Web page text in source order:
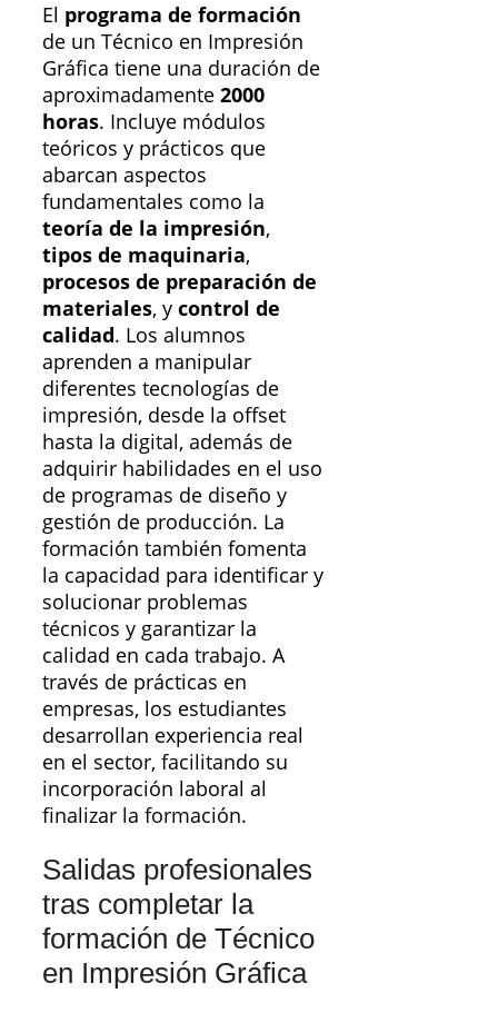
El programa de formación
de un Técnico en Impresión
Gráfica tiene una duración de
aproximadamente 2000
horas. Incluye módulos
teóricos y prácticos que
abarcan aspectos
fundamentales como la
teoría de la impresión,
tipos de maquinaria,
procesos de preparación de
materiales, y control de
calidad. Los alumnos
aprenden a manipular
diferentes tecnologías de
impresión, desde la offset
hasta la digital, además de
adquirir habilidades en el uso
de programas de diseño y
gestión de producción. La
formación también fomenta
la capacidad para identificar y
solucionar problemas
técnicos y garantizar la
calidad en cada trabajo. A
través de prácticas en
empresas, los estudiantes
desarrollan experiencia real
en el sector, facilitando su
incorporación laboral al
finalizar la formación.
Salidas profesionales
tras completar la
formación de Técnico
en Impresión Gráfica